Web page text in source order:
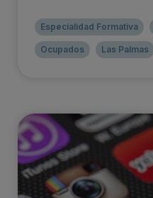
Especialidad Formativa
Ocupados Las Palmas